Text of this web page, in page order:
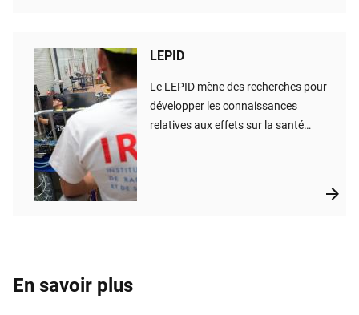
LEPID
Le LEPID mène des recherches pour
développer les connaissances
relatives aux effets sur la santé
En savoir plus